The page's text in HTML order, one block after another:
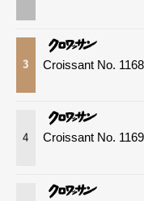
3 Croissant No.
4 Croissant No.